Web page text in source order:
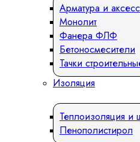
Арматура и
Монолит
Фанера ФЛФ
Бетоносмесители
Тачки
Изоляция
Теплоизоляция и
Пенополистирол